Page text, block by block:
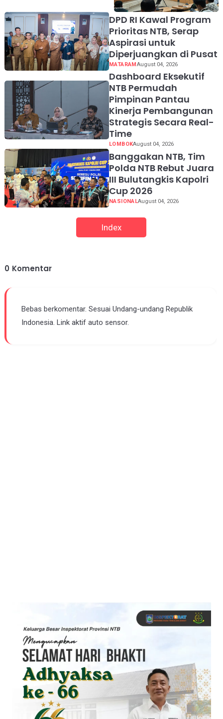
DPD RI Kawal Program
Prioritas NTB, Serap
Aspirasi untuk
Diperjuangkan di Pusat
MATARAMAugust 04, 2026
Dashboard Eksekutif
NTB Permudah
Pimpinan Pantau
Kinerja Pembangunan
Strategis Secara Real-
Time
LOMBOKAugust 04, 2026
Banggakan NTB, Tim
Polda NTB Rebut Juara
III Bulutangkis Kapolri
Cup 2026
NASIONALAugust 04, 2026
Index
0 Komentar
Bebas berkomentar. Sesuai Undang-undang Republik
Indonesia. Link aktif auto sensor.